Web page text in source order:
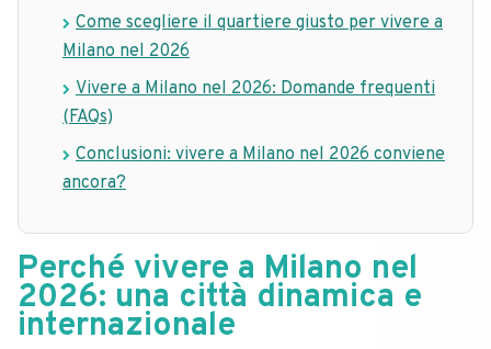
Come scegliere il quartiere giusto per vivere a
Milano nel 2026
Vivere a Milano nel 2026: Domande frequenti
(FAQs)
Conclusioni: vivere a Milano nel 2026 conviene
ancora?
Perché vivere a Milano nel
2026: una città dinamica e
internazionale